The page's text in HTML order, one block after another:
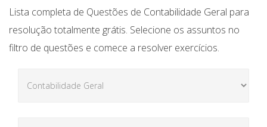
Lista completa de Questões de Contabilidade Geral para
resolução totalmente grátis. Selecione os assuntos no
filtro de questões e comece a resolver exercícios.